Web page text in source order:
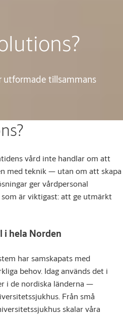
utformade tillsammans
vård inte handlar om att
med teknik — utan om att skapa
ger vårdpersonal
är viktigast: att ge utmärkt
i hela Norden
har samskapats med
behov. Idag används det i
i de nordiska länderna —
Från små
skalar våra